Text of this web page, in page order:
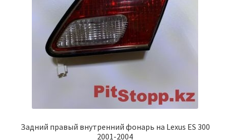
Задний правый внутренний фонарь на Lexus ES 300
2001-2004